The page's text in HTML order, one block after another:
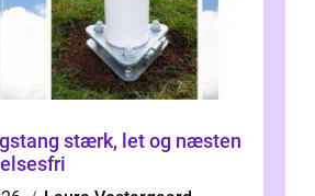
og næsten